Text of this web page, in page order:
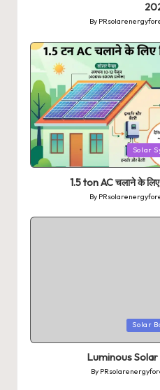
Posted
By
Posted
in
Solar
1.5 ton AC चलाने के
Posted
By
Solar
Luminous Solar
Posted
By